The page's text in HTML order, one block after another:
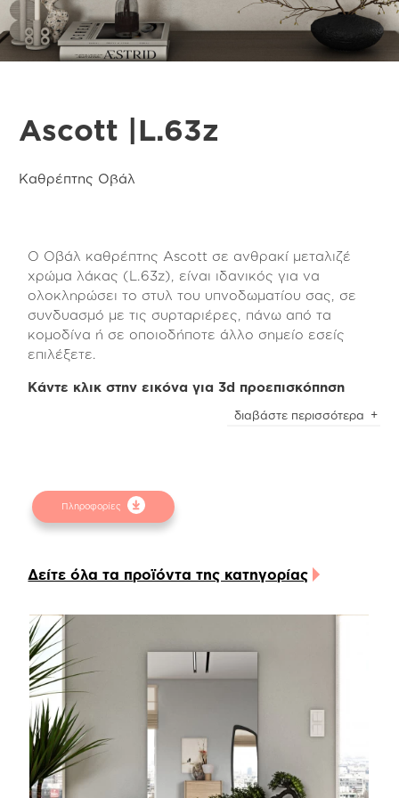
Ascott |L.63z
Καθρέπτης Οβάλ
Ο Οβάλ καθρέπτης Ascott σε ανθρακί μεταλιζέ
χρώμα λάκας (L.63z), είναι ιδανικός για να
ολοκληρώσει το στυλ του υπνοδωματίου σας, σε
συνδυασμό με τις συρταριέρες, πάνω από τα
κομοδίνα ή σε οποιοδήποτε άλλο σημείο εσείς
επιλέξετε.
Κάντε κλικ στην εικόνα για 3d προεπισκόπηση
Είναι ιδανική επιλογή για να συμπληρώσει και να
ανάλογες συρταριέρες και ράφια, για θα
δημιουργήσετε ζεστές και ταυτόχρονα χρηστικές
γωνιές.
L.69 ως standard καθώς και σε L.03, L.21, L.23,
παραγγελίας.
Στα επισυναπτόμενα αρχεία μπορείτε να βρείτε
τις αναλυτικές διαστάσεις και τα χρώματα του
προϊόντος.
Προσοχή
! Ενδέχεται να υπάρχει μικρή χρωματική
απόκλιση μεταξύ των φωτογραφιών και των
φυσικών αντικειμένων. Για την καλύτερη
εξυπηρέτησή σας συμβουλευτείτε τα
δειγματολόγια στα φυσικά καταστήματα.
διαβάστε περισσότερα
Πληροφορίες
Δείτε όλα τα προϊόντα της κατηγορίας